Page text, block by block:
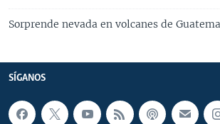
Sorprende nevada en volcanes de
SÍGANOS